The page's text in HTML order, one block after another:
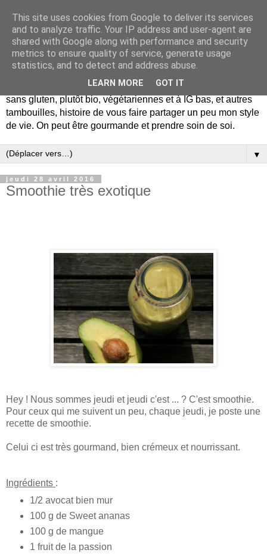
De la gourmandise mais pas seulement... Blog de recettes
sans gluten, plutôt bio, végétariennes et à IG bas, et autres
tambouilles, histoire de vous faire partager un peu mon style
de vie. On peut être gourmande et prendre soin de soi.
▼
jeudi 28 avril 2016
Smoothie très exotique
Hey ! Nous sommes jeudi et jeudi c'est ... ? C'est smoothie.
Pour ceux qui me suivent un peu, chaque jeudi, je poste une
recette de smoothie.
Celui ci est très gourmand, bien crémeux et nourrissant.
Ingrédients :
1/2 avocat bien mur
100 g de Sweet ananas
100 g de mangue
1 fruit de la passion
This site uses cookies from Google to deliver its services
and to analyze traffic. Your IP address and user-agent are
shared with Google along with performance and security
metrics to ensure quality of service, generate usage
statistics, and to detect and address abuse.
LEARN MORE GOT IT